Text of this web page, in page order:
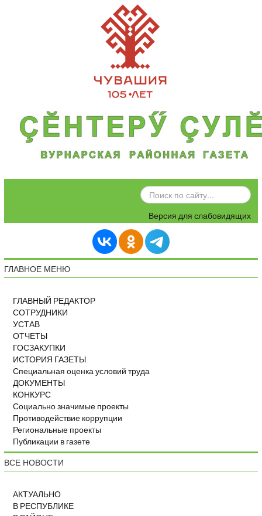
ИСКАТЬ...
Версия для слабовидящих
ГЛАВНОЕ МЕНЮ
ГЛАВНЫЙ РЕДАКТОР
СОТРУДНИКИ
УСТАВ
ОТЧЕТЫ
ГОСЗАКУПКИ
ИСТОРИЯ ГАЗЕТЫ
Специальная оценка условий труда
ДОКУМЕНТЫ
КОНКУРС
Социально значимые проекты
Противодействие коррупции
Региональные проекты
Публикации в газете
ВСЕ НОВОСТИ
АКТУАЛЬНО
В РЕСПУБЛИКЕ